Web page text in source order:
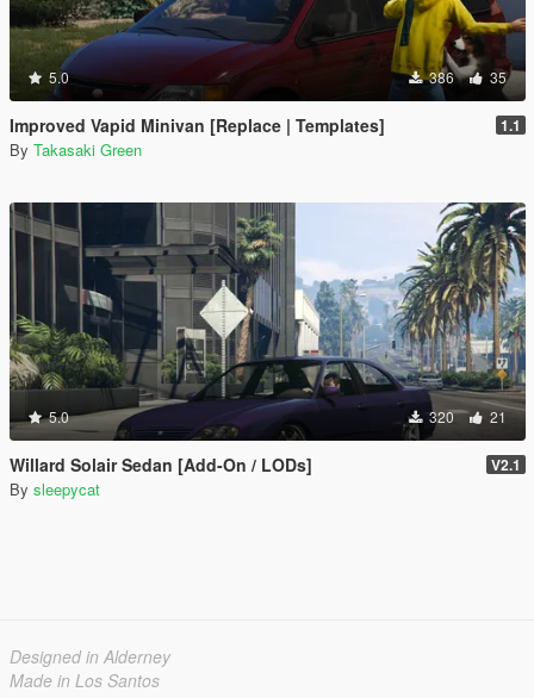
5.0 386 35
Improved Vapid Minivan [Replace | Templates] 1.1
By Takasaki Green
5.0 320 21
Willard Solair Sedan [Add-On / LODs] V2.1
By sleepycat
Designed in Alderney
Made in Los Santos